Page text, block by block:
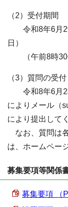
（2）受付期間
令和8年6月29
日）
（午前8時30
（3）質問の受付
令和8年6月23
によりメール（
により提出して
なお、質問は
は、ホームペー
募集要項等関係
募集要項 （